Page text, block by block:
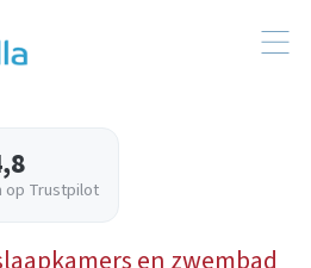
op Trustpilot
en zwembad